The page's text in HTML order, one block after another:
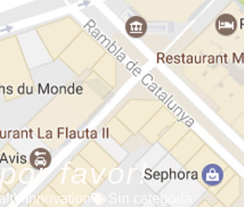
favor!
Innovation Sin categoría